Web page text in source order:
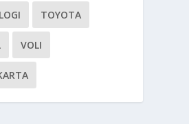
TOYOTA
VOLI